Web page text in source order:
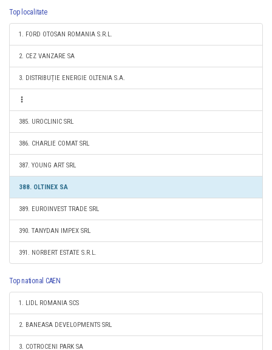
Top localitate
1. FORD OTOSAN ROMANIA S.R.L.
2. CEZ VANZARE SA
3. DISTRIBUȚIE ENERGIE OLTENIA S.A.
385. UROCLINIC SRL
386. CHARLIE COMAT SRL
387. YOUNG ART SRL
388. OLTINEX SA
389. EUROINVEST TRADE SRL
390. TANYDAN IMPEX SRL
391. NORBERT ESTATE S.R.L.
Top national CAEN
1. LIDL ROMANIA SCS
2. BANEASA DEVELOPMENTS SRL
3. COTROCENI PARK SA